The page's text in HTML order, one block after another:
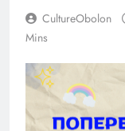
CultureObolon
Mins